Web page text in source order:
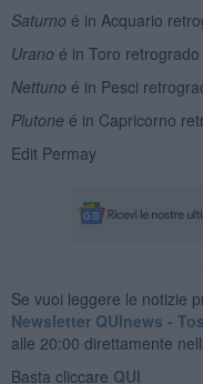
Saturno é in Acquario
Urano é in Toro retrogrado
Nettuno é in Pesci
Plutone é in Capricorno
Edit Permay
Se vuoi leggere le notizie
Newsletter QUInews -
alle 20:00 direttamente
Basta cliccare QUI